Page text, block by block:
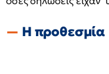
Η προθεσμία